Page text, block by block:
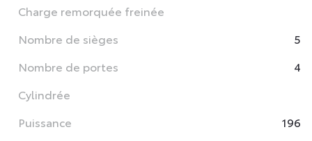
Charge remorquée freinée
Nombre de sièges
5
Nombre de portes
4
Cylindrée
Puissance
196